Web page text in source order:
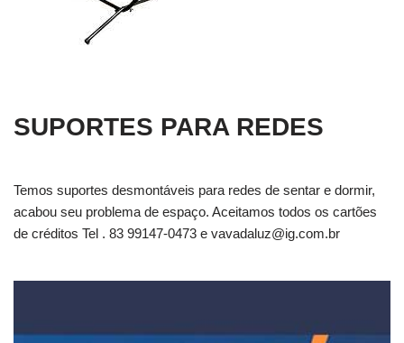
SUPORTES PARA REDES
Temos suportes desmontáveis para redes de sentar e dormir,
acabou seu problema de espaço. Aceitamos todos os cartões
de créditos Tel . 83 99147-0473 e vavadaluz@ig.com.br